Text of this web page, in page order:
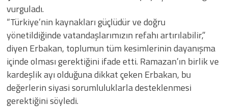
vurguladı.
“Türkiye’nin kaynakları güçlüdür ve doğru
yönetildiğinde vatandaşlarımızın refahı artırılabilir,”
diyen Erbakan, toplumun tüm kesimlerinin dayanışma
içinde olması gerektiğini ifade etti. Ramazan’ın birlik ve
kardeşlik ayı olduğuna dikkat çeken Erbakan, bu
değerlerin siyasi sorumluluklarla desteklenmesi
gerektiğini söyledi.